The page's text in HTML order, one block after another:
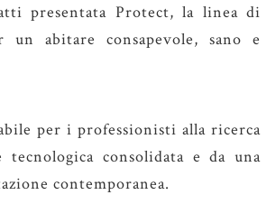
presentata Protect, la linea di
un abitare consapevole, sano e
per i professionisti alla ricerca
consolidata e da una
contemporanea.